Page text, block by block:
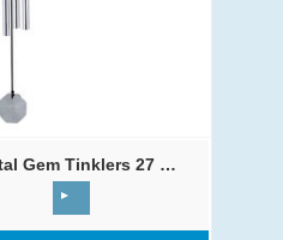
Carillon à vent cristal Gem Tinklers 27 cm Blue